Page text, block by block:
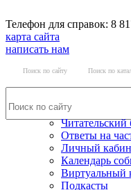
Телефон для справок: 8
карта сайта
написать нам
Поиск по сайту Поиск по
Ответы на
Личный
Календарь
Виртуальный
Подкасты